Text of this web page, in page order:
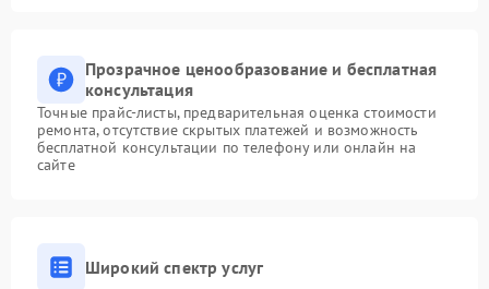
Прозрачное ценообразование и бесплатная
консультация
Точные прайс-листы, предварительная оценка стоимости
ремонта, отсутствие скрытых платежей и возможность
бесплатной консультации по телефону или онлайн на
сайте
Широкий спектр услуг